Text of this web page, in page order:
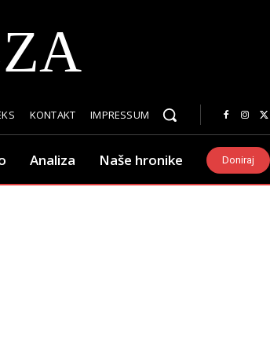
KONTAKT IMPRESSUM
Analiza Naše hronike Doniraj